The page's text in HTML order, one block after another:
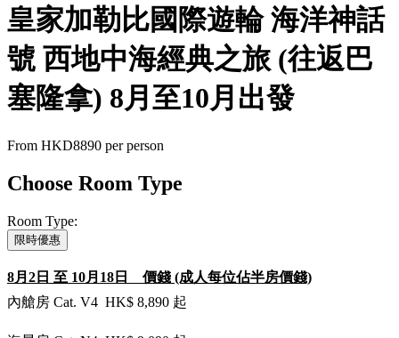
皇家加勒比國際遊輪 海洋神話
號 西地中海經典之旅 (往返巴
塞隆拿) 8月至10月出發
From HKD8890 per person
Choose Room Type
Room Type:
限時優惠
8月2日 至 10月18日 價錢 (成人每位佔半房價錢)
內艙房 Cat. V4 HK$ 8,890 起